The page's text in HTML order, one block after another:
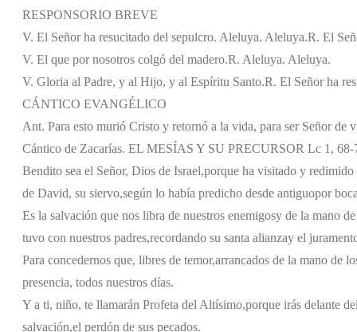
RESPONSORIO BREVE
V. El Señor ha resucitado del sepulcro. Aleluya. Aleluya.R. El
V. El que por nosotros colgó del madero.R. Aleluya. Aleluya.
V. Gloria al Padre, y al Hijo, y al Espíritu Santo.R. El Señor ha
CÁNTICO EVANGÉLICO
Ant. Para esto murió Cristo y retornó a la vida, para ser Señor de
Cántico de Zacarías. EL MESÍAS Y SU PRECURSOR Lc 1, 68-
Bendito sea el Señor, Dios de Israel,porque ha visitado y redimido
de David, su siervo,según lo había predicho desde antiguopor
Es la salvación que nos libra de nuestros enemigosy de la mano
tuvo con nuestros padres,recordando su santa alianzay el
Para concedernos que, libres de temor,arrancados de la mano de
presencia, todos nuestros días.
Y a ti, niño, te llamarán Profeta del Altísimo,porque irás delante
salvación,el perdón de sus pecados.